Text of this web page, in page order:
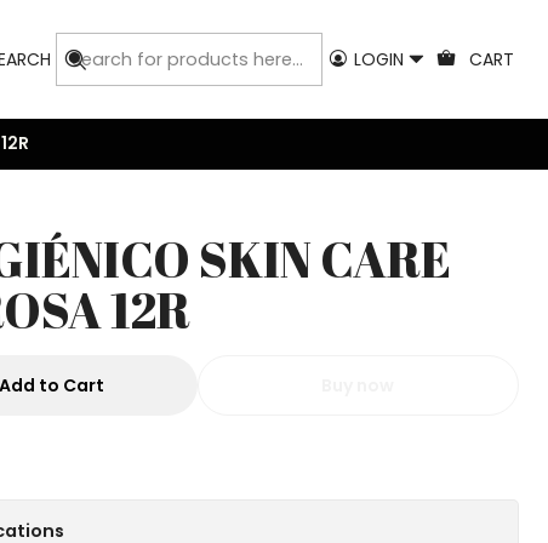
LOGIN CART
SKIN CARE
12R
Add to Cart